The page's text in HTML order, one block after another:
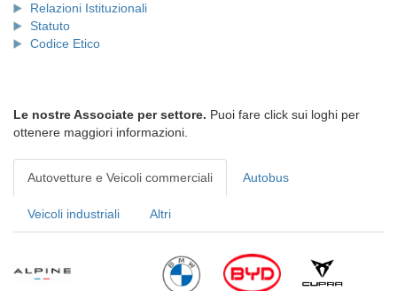
Relazioni Istituzionali
Statuto
Codice Etico
Le nostre Associate per settore. Puoi fare click sui loghi per
ottenere maggiori informazioni.
Autovetture e Veicoli commerciali Autobus
Veicoli industriali Altri